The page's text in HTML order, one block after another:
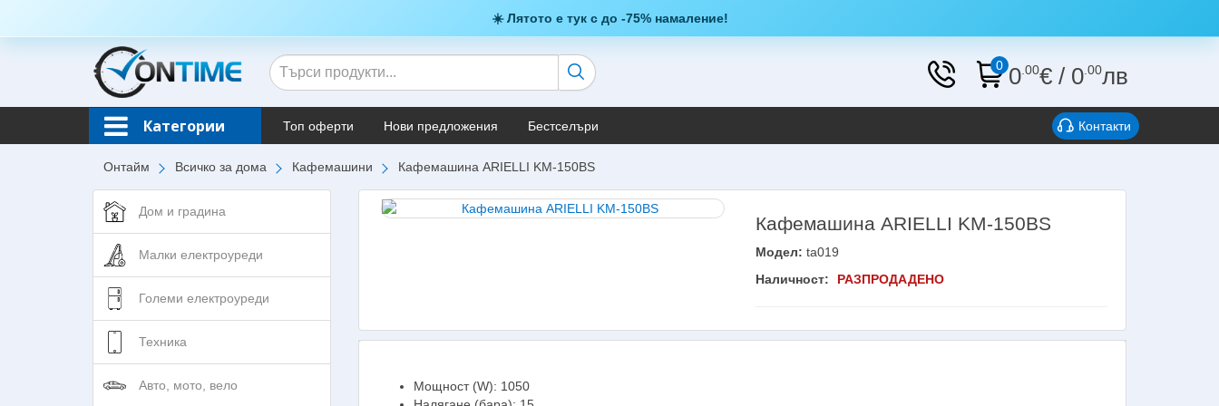
☀️ Лятото е тук с до -75% намаление!
0 0.00€ / 0.00лв
Категории Топ оферти Нови предложения Бестселъри Контакти
Онтайм Всичко за дома Кафемашини Кафемашина ARIELLI KM-150BS
Дом и градина
Малки електроуреди
Големи електроуреди
Техника
Авто, мото, вело
Кафемашина ARIELLI KM-150BS
Модел: ta019
Наличност:
РАЗПРОДАДЕНО
Мощност (W): 1050